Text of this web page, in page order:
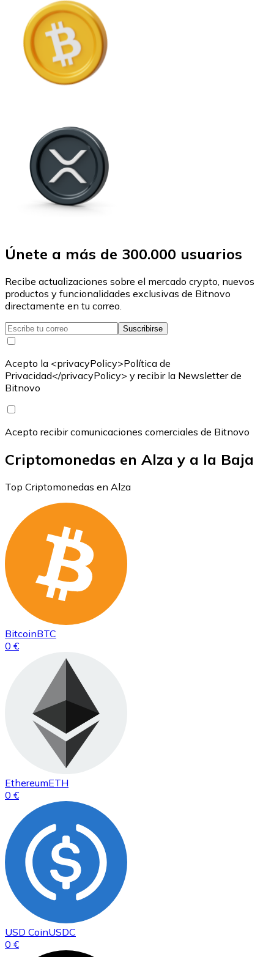
Únete a más de 300.000 usuarios
Recibe actualizaciones sobre el mercado crypto, nuevos
productos y funcionalidades exclusivas de Bitnovo
directamente en tu correo.
Suscribirse
Acepto la <privacyPolicy>Política de
Privacidad</privacyPolicy> y recibir la Newsletter de
Bitnovo
Acepto recibir comunicaciones comerciales de Bitnovo
Criptomonedas en Alza y a la Baja
Top Criptomonedas en Alza
BitcoinBTC
0 €
EthereumETH
0 €
USD CoinUSDC
0 €